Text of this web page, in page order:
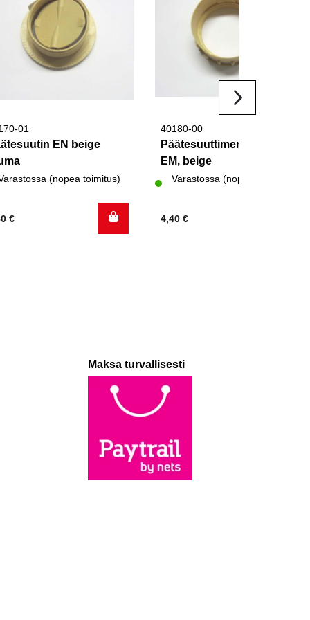
01
EN beige
(nopea toimitus)
€
40180-00
Päätesuuttimen mutteri
EM, beige
Varastossa (nopea toimitus)
4,40€
Maksa turvallisesti